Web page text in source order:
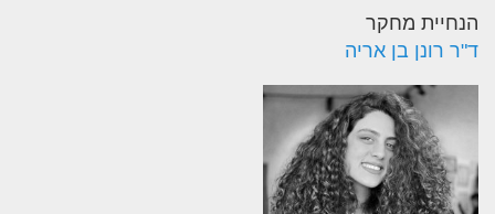
הנחיית מחקר
ד"ר רונן בן אריה